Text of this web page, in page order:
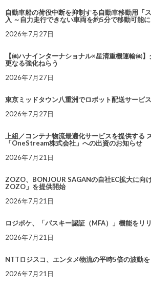
自動車船の荷役中断を抑制する自動車移動用「
入 ～自力走行できない車両を約5分で移動可能に
2026年7月27日
【㈱ハナインターナショナル×星清重機運輸㈱
更なる強化ねらう
2026年7月27日
東京ミッドタウン八重洲でロボット配送サービ
2026年7月27日
上組／コンテナ物流最適化サービスを提供する
「OneStream株式会社」への出資のお知らせ
2026年7月21日
ZOZO、BONJOUR SAGANの自社EC拡大に
ZOZO」を提供開始
2026年7月21日
ロジポケ、「パスキー認証（MFA）」機能をリ
2026年7月21日
NTTロジスコ、エンタメ物流の平時5倍の波動
2026年7月21日